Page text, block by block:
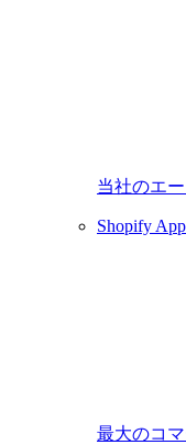
当社のエ
Shopify
最大のコ